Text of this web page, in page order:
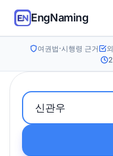
EngNaming
여권법·시행령 근거